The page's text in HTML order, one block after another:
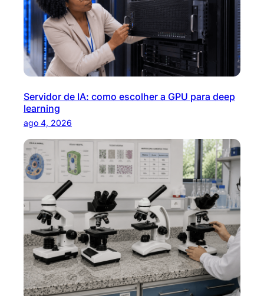
Servidor de IA: como escolher a GPU para deep
learning
ago 4, 2026